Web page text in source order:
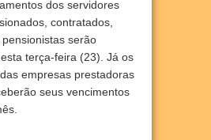
dos servidores
contratados,
serão
terça-feira (23). Já os
empresas prestadoras
seus vencimentos